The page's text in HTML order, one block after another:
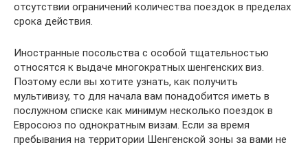
отсутствии ограничений количества поездок в пределах
срока действия.
Иностранные посольства с особой тщательностью
относятся к выдаче многократных шенгенских виз.
Поэтому если вы хотите узнать, как получить
мультивизу, то для начала вам понадобится иметь в
послужном списке как минимум несколько поездок в
Евросоюз по однократным визам. Если за время
пребывания на территории Шенгенской зоны за вами не